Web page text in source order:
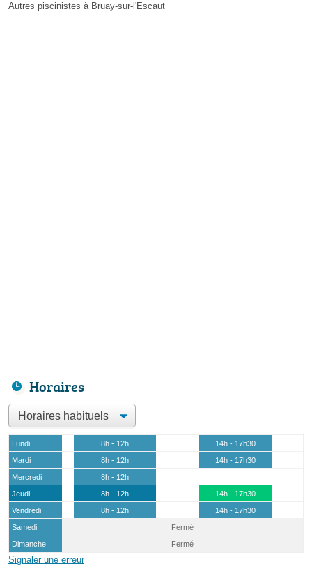
Autres piscinistes à Bruay-sur-l'Escaut
Horaires
Lundi 8h - 12h
14h - 17h30
Mardi
8h - 12h
14h - 17h30
Mercredi
8h - 12h
Jeudi
8h - 12h
14h - 17h30
Vendredi
8h - 12h
14h - 17h30
Samedi
Fermé
Dimanche
Fermé
Signaler une erreur